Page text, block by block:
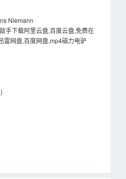
Niemann
手下载阿里云盘,百度云盘,免费在
雷网盘,百度网盘,mp4磁力电驴